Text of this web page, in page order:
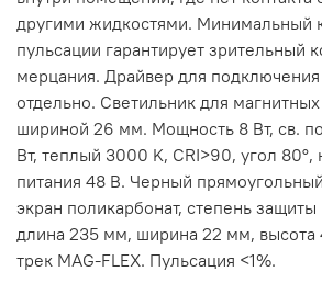
другими жидкостями. Минимальный
пульсации гарантирует зрительный
мерцания. Драйвер для подключения
отдельно. Светильник для
шириной 26 мм. Мощность 8 Вт, св.
Вт, теплый 3000 K, CRI>90, угол
питания 48 В. Черный
экран поликарбонат, степень
длина 235 мм, ширина 22 мм,
трек MAG-FLEX. Пульсация <1%.